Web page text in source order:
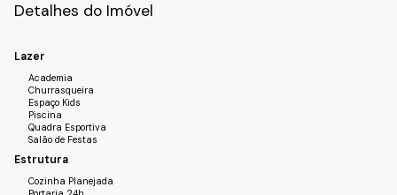
Fale com a Fiveh Soluções Imobiliárias !!!
Detalhes do Imóvel
Lazer
Academia
Churrasqueira
Espaço Kids
Piscina
Quadra Esportiva
Salão de Festas
Estrutura
Cozinha Planejada